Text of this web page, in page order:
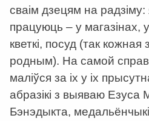
сваім дзецям на
працуюць – у магазінах,
кветкі, посуд (так
родным). На самой
маліўся за іх у іх
абразікі з выяваю Езуса
Бэнэдыкта,